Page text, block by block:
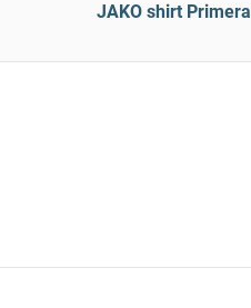
JAKO shirt Primera